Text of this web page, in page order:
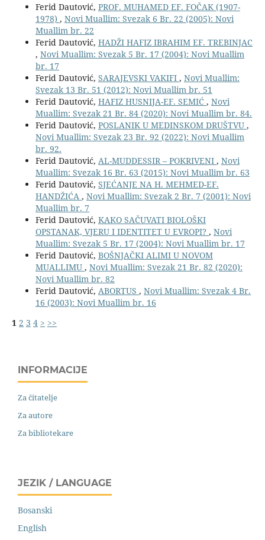
Ferid Dautović, PROF. MUHAMED EF. FOČAK (1907-
1978) , Novi Muallim: Svezak 6 Br. 22 (2005): Novi
Muallim br. 22
Ferid Dautović, HADŽI HAFIZ IBRAHIM EF. TREBINJAC
, Novi Muallim: Svezak 5 Br. 17 (2004): Novi Muallim
br. 17
Ferid Dautović, SARAJEVSKI VAKIFI , Novi Muallim:
Svezak 13 Br. 51 (2012): Novi Muallim br. 51
Ferid Dautović, HAFIZ HUSNIJA-EF. SEMIĆ , Novi
Muallim: Svezak 21 Br. 84 (2020): Novi Muallim br. 84.
Ferid Dautović, POSLANIK U MEDINSKOM DRUŠTVU ,
Novi Muallim: Svezak 23 Br. 92 (2022): Novi Muallim
br. 92.
Ferid Dautović, AL-MUDDESSIR – POKRIVENI , Novi
Muallim: Svezak 16 Br. 63 (2015): Novi Muallim br. 63
Ferid Dautović, SJEĆANJE NA H. MEHMED-EF.
HANDŽIĆA , Novi Muallim: Svezak 2 Br. 7 (2001): Novi
Muallim br. 7
Ferid Dautović, KAKO SAČUVATI BIOLOŠKI
OPSTANAK, VJERU I IDENTITET U EVROPI? , Novi
Muallim: Svezak 5 Br. 17 (2004): Novi Muallim br. 17
Ferid Dautović, BOŠNJAČKI ALIMI U NOVOM
MUALLIMU , Novi Muallim: Svezak 21 Br. 82 (2020):
Novi Muallim br. 82
Ferid Dautović, ABORTUS , Novi Muallim: Svezak 4 Br.
16 (2003): Novi Muallim br. 16
1 2 3 4 > >>
INFORMACIJE
Za čitatelje
Za autore
Za bibliotekare
JEZIK / LANGUAGE
Bosanski
English